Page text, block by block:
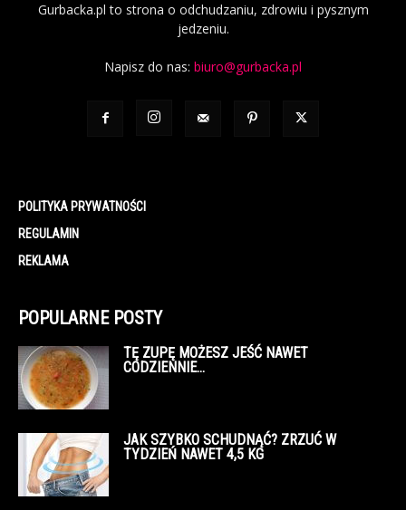
Gurbacka.pl to strona o odchudzaniu, zdrowiu i pysznym
jedzeniu.
Napisz do nas: biuro@gurbacka.pl
POLITYKA PRYWATNOŚCI
REGULAMIN
REKLAMA
POPULARNE POSTY
TĘ ZUPĘ MOŻESZ JEŚĆ NAWET
CODZIENNIE…
JAK SZYBKO SCHUDNĄĆ? ZRZUĆ W
TYDZIEŃ NAWET 4,5 KG